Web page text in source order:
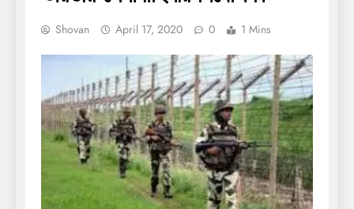
Shovan April 17, 2020 0 1 Mins